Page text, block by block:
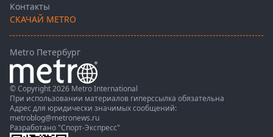
Контакты
СКАЧАЙ METRO
Metro Петербург
© Copyright 2026 Metro International
При использовании материалов гиперссылка обязательна
Адрес для юридически значимых сообщений:
metroblog@metronews.ru
Разработано "Спорт-Экспресс"